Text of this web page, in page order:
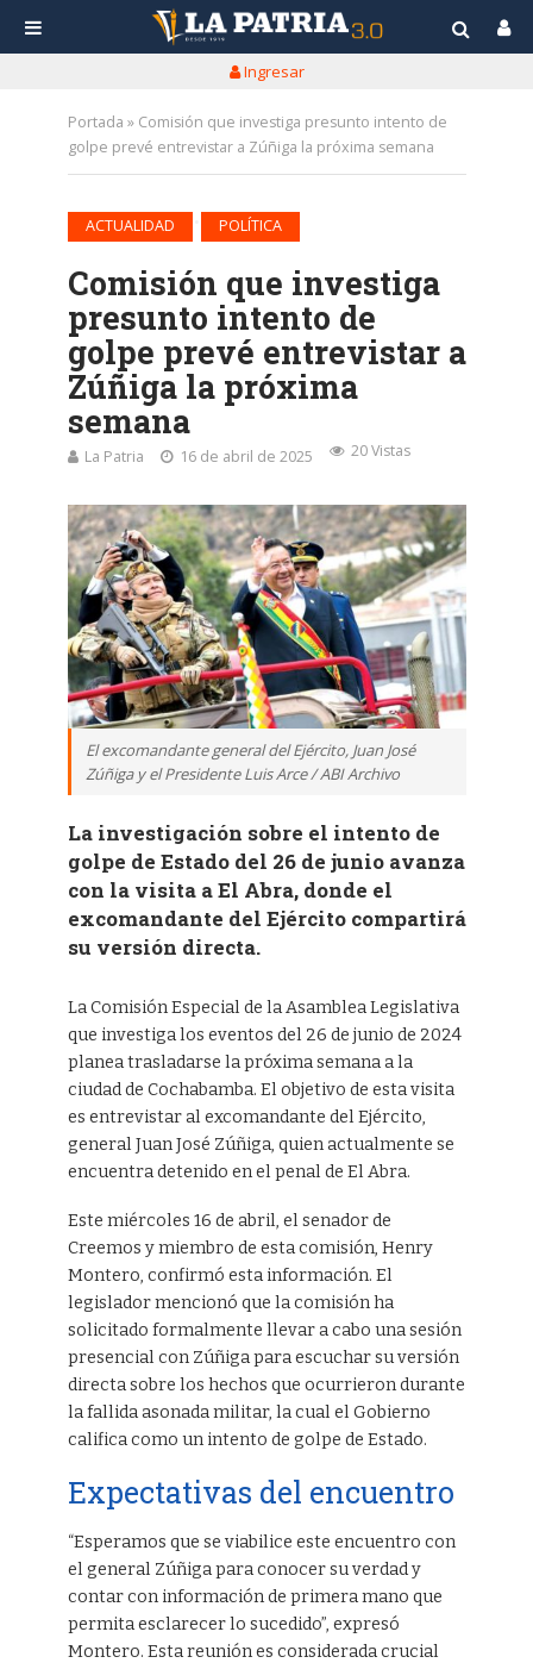
Ingresar
Portada » Comisión que investiga presunto intento de
golpe prevé entrevistar a Zúñiga la próxima semana
ACTUALIDAD POLÍTICA
Comisión que investiga
presunto intento de
golpe prevé entrevistar a
Zúñiga la próxima
semana
La Patria 16 de abril de 2025 20 Vistas
El excomandante general del Ejército, Juan José
Zúñiga y el Presidente Luis Arce / ABI Archivo
La investigación sobre el intento de
golpe de Estado del 26 de junio avanza
con la visita a El Abra, donde el
excomandante del Ejército compartirá
su versión directa.
La Comisión Especial de la Asamblea Legislativa
que investiga los eventos del 26 de junio de 2024
planea trasladarse la próxima semana a la
ciudad de Cochabamba. El objetivo de esta visita
es entrevistar al excomandante del Ejército,
general Juan José Zúñiga, quien actualmente se
encuentra detenido en el penal de El Abra.
Este miércoles 16 de abril, el senador de
Creemos y miembro de esta comisión, Henry
Montero, confirmó esta información. El
legislador mencionó que la comisión ha
solicitado formalmente llevar a cabo una sesión
presencial con Zúñiga para escuchar su versión
directa sobre los hechos que ocurrieron durante
la fallida asonada militar, la cual el Gobierno
califica como un intento de golpe de Estado.
Expectativas del encuentro
“Esperamos que se viabilice este encuentro con
el general Zúñiga para conocer su verdad y
contar con información de primera mano que
permita esclarecer lo sucedido”, expresó
Montero. Esta reunión es considerada crucial